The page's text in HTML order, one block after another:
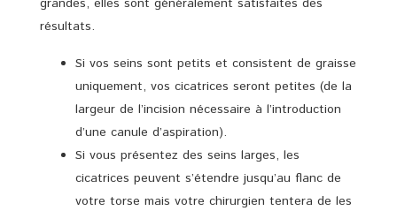
résultats.
Si vos seins sont petits et consistent de graisse
uniquement, vos cicatrices seront petites (de la
largeur de l’incision nécessaire à l’introduction
d’une canule d’aspiration).
Si vous présentez des seins larges, les
cicatrices peuvent s’étendre jusqu’au flanc de
votre torse mais votre chirurgien tentera de les